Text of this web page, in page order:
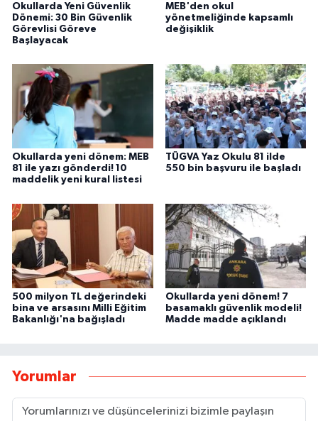
Okullarda Yeni Güvenlik
Dönemi: 30 Bin Güvenlik
Görevlisi Göreve
Başlayacak
MEB'den okul
yönetmeliğinde kapsamlı
değişiklik
Okullarda yeni dönem: MEB
81 ile yazı gönderdi! 10
maddelik yeni kural listesi
TÜGVA Yaz Okulu 81 ilde
550 bin başvuru ile başladı
500 milyon TL değerindeki
bina ve arsasını Milli Eğitim
Bakanlığı'na bağışladı
Okullarda yeni dönem! 7
basamaklı güvenlik modeli!
Madde madde açıklandı
Yorumlar